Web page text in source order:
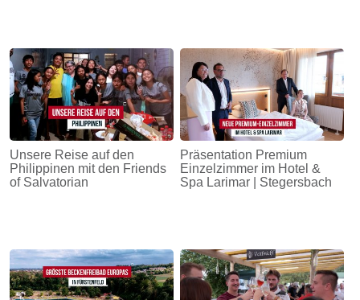
Unsere Reise auf den
Philippinen mit den Friends
of Salvatorian
Präsentation Premium
Einzelzimmer im Hotel &
Spa Larimar | Stegersbach